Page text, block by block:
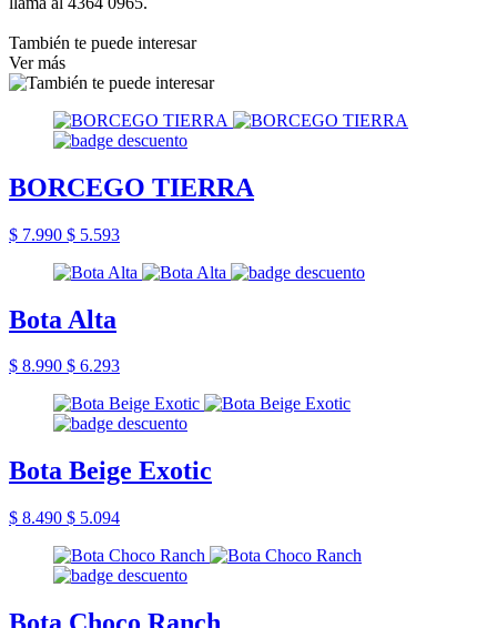
También te puede interesar
Ver más
BORCEGO TIERRA
$ 7.990 $ 5.593
Bota Alta
$ 8.990 $ 6.293
Bota Beige Exotic
$ 8.490 $ 5.094